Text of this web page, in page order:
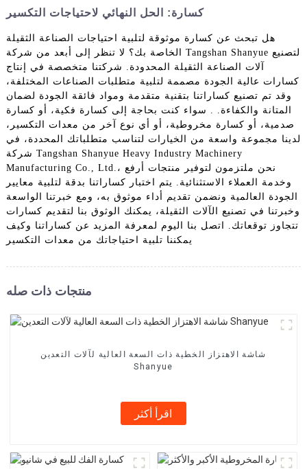
كسارة: الحل النهائي لاحتياجات التكسير
هل تبحث عن كسارة موثوقة لتلبية احتياجات الصناعة الثقيلة
الخاصة بك؟ لا تنظر إلى أبعد من شركة Tangshan Shanyue لتصنيع
آلات الصناعة الثقيلة المحدودة. شركتنا متخصصة في إنتاج
كسارات عالية الجودة مصممة لتلبية متطلبات الصناعات المختلفة،
وقد تم تصنيع كساراتنا بتقنية متقدمة ومواد فائقة الجودة لضمان
المتانة والكفاءة. . سواء كنت بحاجة إلى كسارة فكية، أو كسارة
صدمية، أو كسارة مخروطية، أو أي نوع آخر من معدات التكسير،
لدينا مجموعة واسعة من الخيارات لتناسب متطلباتك المحددة، في
شركة Tangshan Shanyue Heavy Industry Machinery
Manufacturing Co., Ltd.، نحن ملتزمون لتوفير منتجات أرفع
وخدمة العملاء الاستثنائية. يتم اختبار كساراتنا بدقة لتلبية معايير
الجودة العالمية ونضمن تقديم أداء موثوق به، ومع خبرتنا الواسعة
وخبرتنا في تصنيع الآلات الثقيلة، يمكنك الوثوق بنا لتقديم كسارات
تتجاوز توقعاتك. اتصل بنا اليوم لمعرفة المزيد عن كساراتنا وكيف
يمكننا تلبية احتياجاتك من معدات التكسير
منتجات ذات صله
شاشة الاهتزاز الخطية ذات السعة العالية لآلات التعدين
Shanyue
اقرأ أكثر